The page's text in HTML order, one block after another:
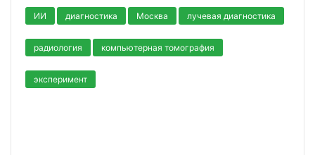
ИИ диагностика Москва лучевая диагностика
радиология компьютерная томография
эксперимент